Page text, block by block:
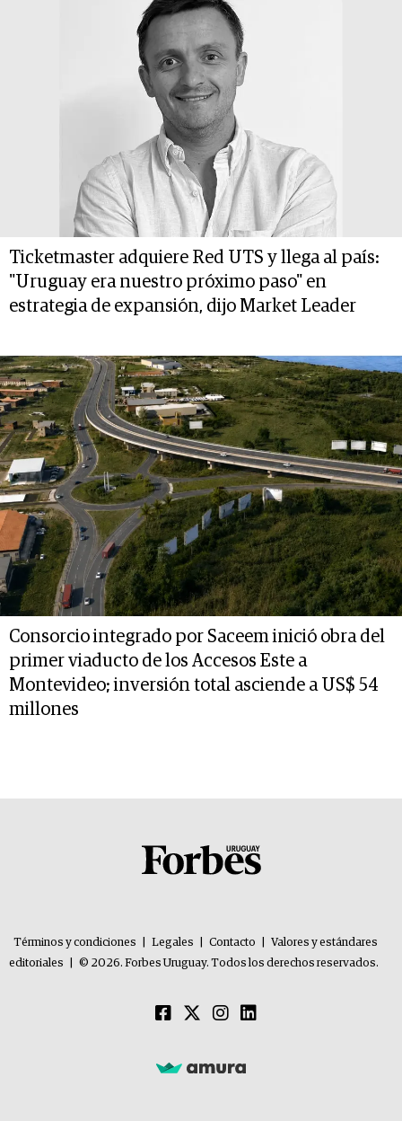
Ticketmaster adquiere Red UTS y llega al país:
"Uruguay era nuestro próximo paso" en
estrategia de expansión, dijo Market Leader
Consorcio integrado por Saceem inició obra del
primer viaducto de los Accesos Este a
Montevideo; inversión total asciende a US$ 54
millones
Términos y condiciones Legales Contacto
Valores y estándares
editoriales
© 2026. Forbes Uruguay. Todos los derechos reservados.